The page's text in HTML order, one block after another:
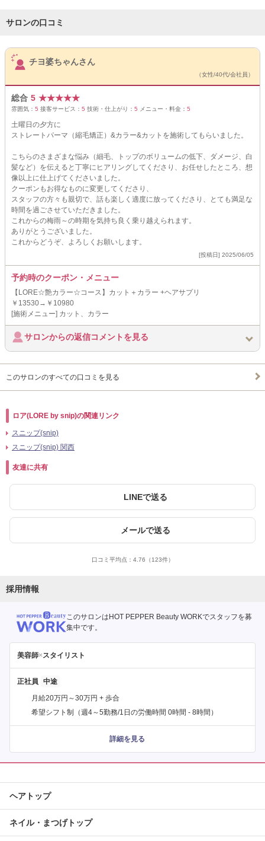
サロンの口コミ
サロンPick Up
チヨ婆ちゃんさん
（女性/40代/会社員）
総合 5 ★★★★★
雰囲気： 5 接客サービス： 5 技術・仕上がり： 5 メニュー・料金： 5
土曜日の夕方に
ストレートパーマ（縮毛矯正）&カラー&カットを施術してもらいました。
こちらのさまざまな悩み（細毛、トップのボリュームの低下、ダメージ、白
髪など）を伝えると丁寧にヒアリングしてくださり、お任せしたところ、想
像以上に仕上げてくださいました。
クーポンもお得なものに変更してくださり、
スタッフの方々も親切で、話も楽しく適度に放ってくださり、とても満足な
時間を過ごさせていただきました。
これからの梅雨～の時期を気持ち良く乗り越えられます。
ありがとうございました。
これからどうぞ、よろしくお願いします。
[投稿日] 2025/06/05
予約時のクーポン・メニュー
【LORE☆艶カラー☆コース】カット＋カラー +ヘアサプリ
￥13530→￥10980
[施術メニュー] カット、カラー
サロンからの返信コメントを見る
このサロンのすべての口コミを見る
ロア(LORE by snip)の関連リンク
スニップ(snip)
スニップ(snip) 関西
友達に共有
LINEで送る
メールで送る
口コミ平均点： 4.76 （123件）
採用情報
このサロンはHOT PEPPER Beauty WORKでスタッフを募
集中です。
美容師×スタイリスト
正社員
月給20万円～30万円 + 歩合
希望シフト制（週4～5勤務/1日の労働時間 0時間 - 8時間）
詳細を見る
ヘアトップ
ネイル・まつげトップ